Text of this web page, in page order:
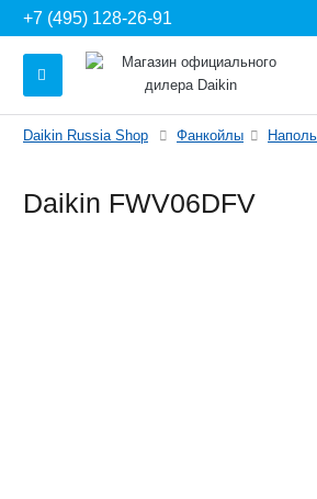
+7 (495) 128-26-91
Daikin Russia Shop Фанкойлы
Daikin FWV06DFV